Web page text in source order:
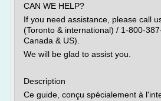
CAN WE HELP?
If you need assistance, please call
(Toronto & international) / 1-800-
Canada & US).
We will be glad to assist you.
Description
Ce guide, conçu spécialement à